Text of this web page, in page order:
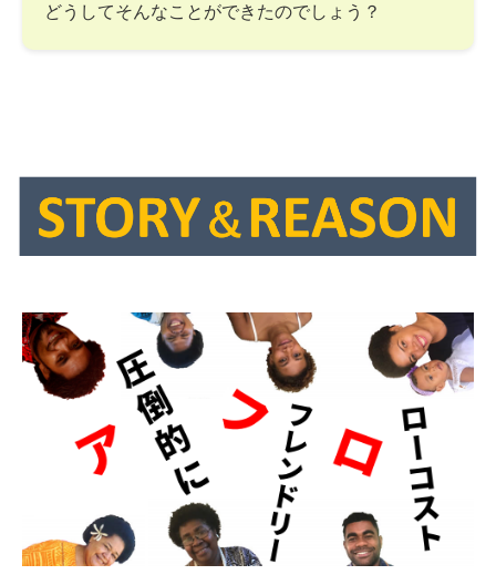
どうしてそんなことができたのでしょう？